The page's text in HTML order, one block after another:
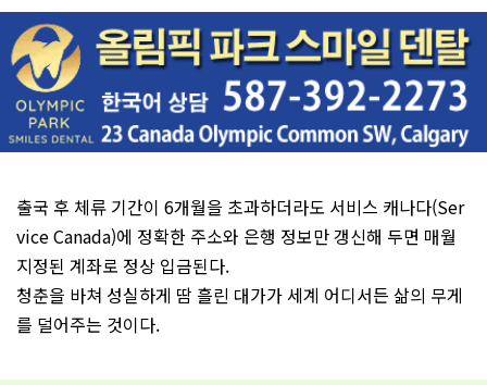
출국 후 체류 기간이 6개월을 초과하더라도 서비스 캐나다(Ser
vice Canada)에 정확한 주소와 은행 정보만 갱신해 두면 매월
지정된 계좌로 정상 입금된다.
청춘을 바쳐 성실하게 땀 흘린 대가가 세계 어디서든 삶의 무게
를 덜어주는 것이다.